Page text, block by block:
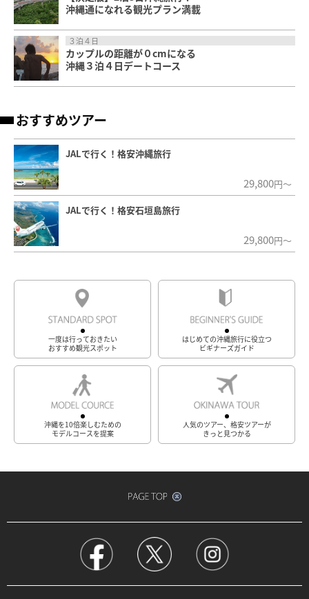
沖縄通になれる観光プラン満載
３泊４日
カップルの距離が０cmになる
沖縄３泊４日デートコース
おすすめツアー
JALで行く！格安沖縄旅行
29,800円～
JALで行く！格安石垣島旅行
29,800円～
一度は行っておきたい
おすすめ観光スポット
はじめての沖縄旅行に役立つ
ビギナーズガイド
沖縄を10倍楽しむための
モデルコースを提案
人気のツアー、格安ツアーが
きっと見つかる